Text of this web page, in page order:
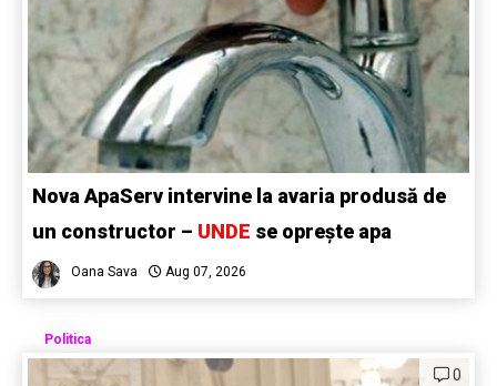
Nova ApaServ intervine la avaria produsă de
un constructor – UNDE se oprește apa
Oana Sava Aug 07, 2026
Politica
0